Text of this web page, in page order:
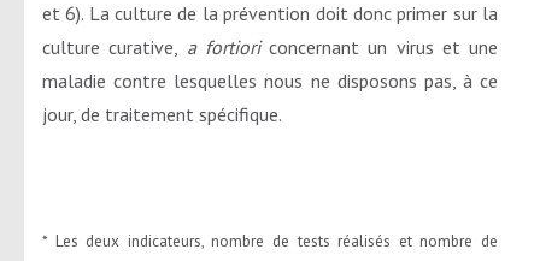
et 6). La culture de la prévention doit donc primer sur la
culture curative, a fortioriconcernant un virus et une
maladie contre lesquelles nous ne disposons pas, à ce
jour, de traitement spécifique.
* Les deux indicateurs, nombre de tests réalisés et nombre de